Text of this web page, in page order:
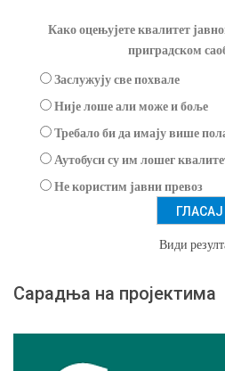
Како оцењујете квалитет
приградском
Заслужују све похвале
Није лоше али може и боље
Требало би да имају више
Аутобуси су им лошег
Не користим јавни превоз
Види
Сарадња на пројектима